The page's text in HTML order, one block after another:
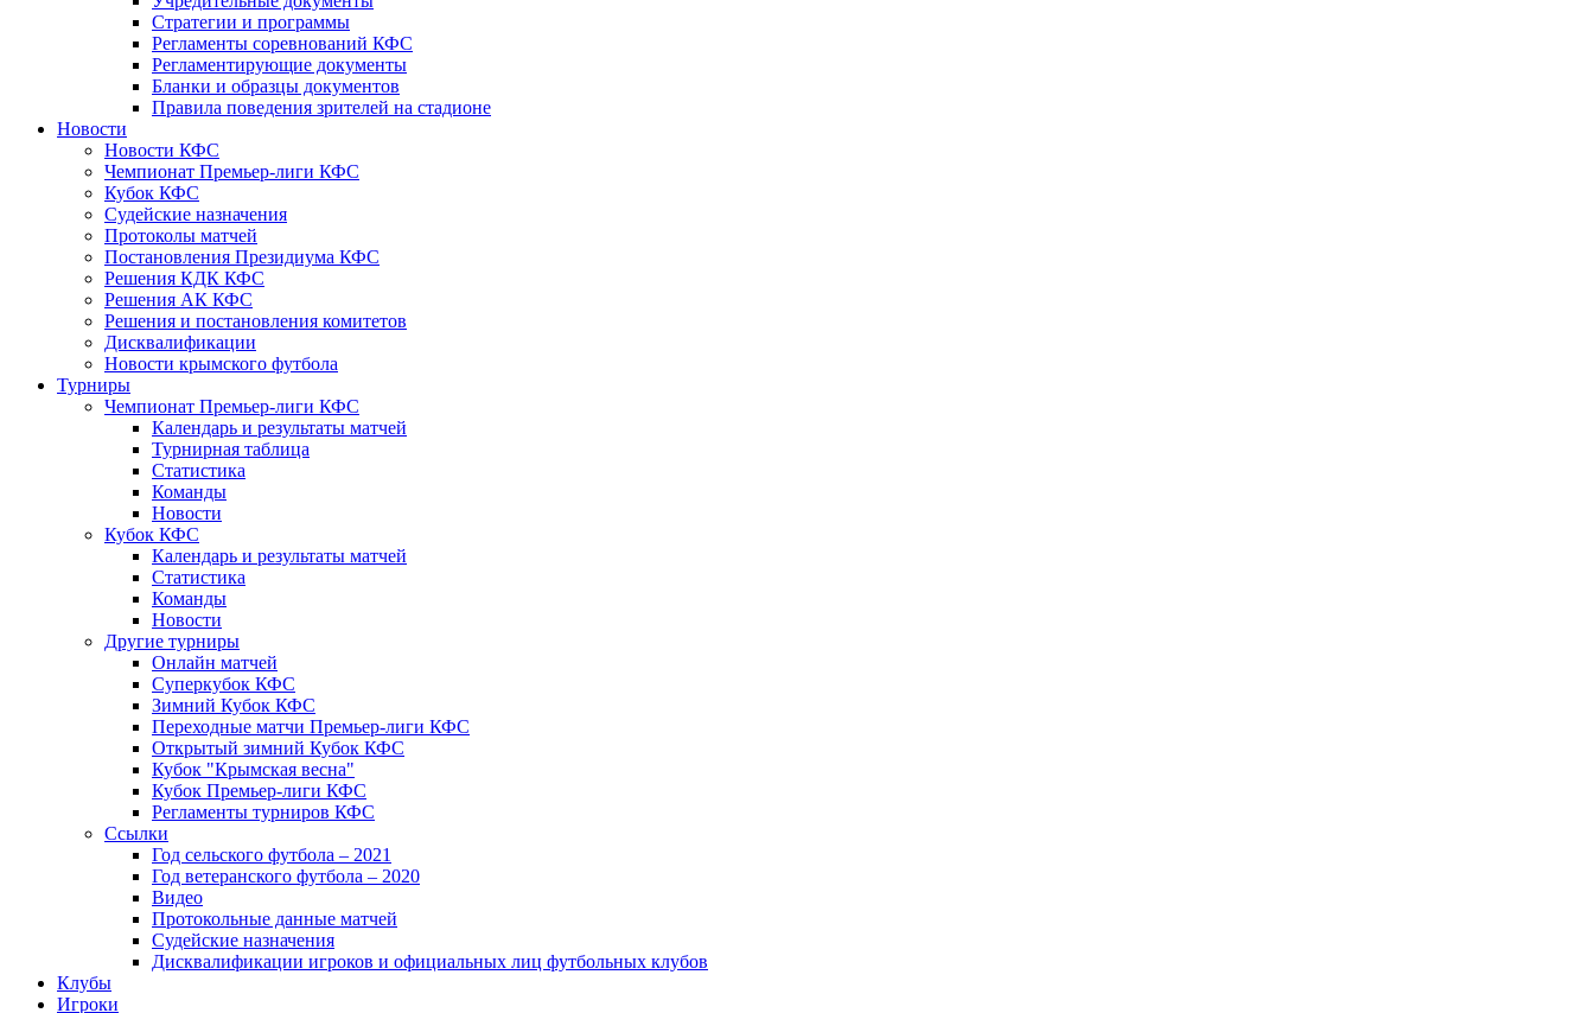
Стратегии и программы
Регламенты соревнований КФС
Регламентирующие документы
Бланки и образцы документов
Правила поведения зрителей на стадионе
Новости
Новости КФС
Чемпионат Премьер-лиги КФС
Кубок КФС
Судейские назначения
Протоколы матчей
Постановления Президиума КФС
Решения КДК КФС
Решения АК КФС
Решения и постановления комитетов
Дисквалификации
Новости крымского футбола
Турниры
Чемпионат Премьер-лиги КФС
Календарь и результаты матчей
Турнирная таблица
Статистика
Команды
Новости
Кубок КФС
Календарь и результаты матчей
Статистика
Команды
Новости
Другие турниры
Онлайн матчей
Суперкубок КФС
Зимний Кубок КФС
Переходные матчи Премьер-лиги КФС
Открытый зимний Кубок КФС
Кубок "Крымская весна"
Кубок Премьер-лиги КФС
Регламенты турниров КФС
Ссылки
Год сельского футбола – 2021
Год ветеранского футбола – 2020
Видео
Протокольные данные матчей
Судейские назначения
Дисквалификации игроков и официальных лиц футбольных клубов
Клубы
Игроки